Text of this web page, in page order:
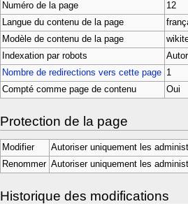
Numéro de la page
12
Langue du contenu de la page
Modèle de contenu de la page
Indexation par robots
Nombre de redirections vers cette page 1
Compté comme page de contenu
Oui
Protection de la page
Modifier
Autoriser uniquement les
Renommer Autoriser uniquement les
Historique des modifications